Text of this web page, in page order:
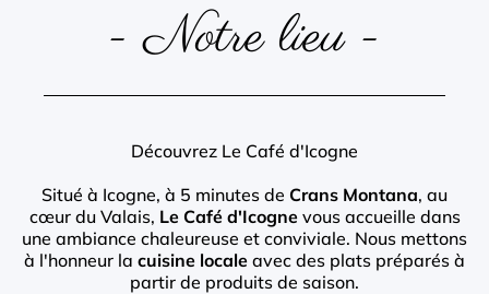
- Notre lieu -
Découvrez Le Café d'Icogne
Situé à Icogne, à 5 minutes de Crans Montana, au
cœur du Valais, Le Café d'Icognevous accueille dans
une ambiance chaleureuse et conviviale. Nous mettons
à l'honneur la cuisine locale avec des plats préparés à
partir de produits de saison.